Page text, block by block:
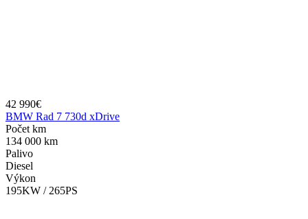
42 990€
BMW Rad 7 730d xDrive
Počet km
134 000 km
Palivo
Diesel
Výkon
195KW / 265PS